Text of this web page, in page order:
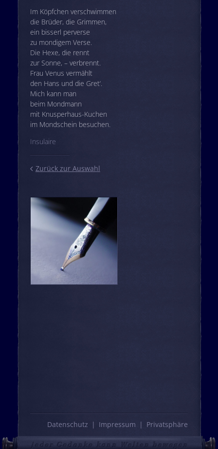
Im Köpfchen verschwimmen
die Brüder, die Grimmen,
ein bisserl perverse
zu mondigem Verse.
Die Hexe, die rennt
zur Sonne, – verbrennt.
Frau Venus vermählt
den Hans und die Gret‘.
Mich kann man
beim Mondmann
mit Knusperhaus-Kuchen
im Mondschein besuchen.
Insulaire
Zurück zur Auswahl
Datenschutz Impressum Privatsphäre